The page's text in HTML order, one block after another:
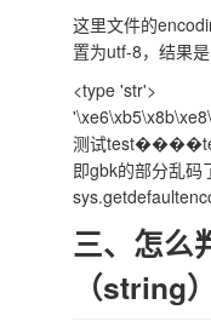
这里文件的
置为utf-8，结果是
<type 'str'>
测试
即gbk的部分乱码
三、怎么
（string